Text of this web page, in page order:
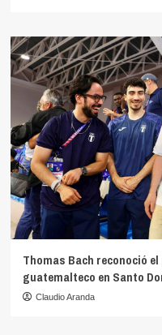
Thomas Bach reconoció
guatemalteco en Santo
Claudio Aranda